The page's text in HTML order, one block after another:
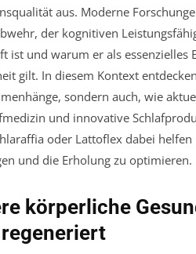
aus. Moderne
der kognitiven
ist und warum er als essenzielles
gilt. In diesem Kontext
sondern auch, wie
und innovative
oder Lattoflex dabei helfen
und die Erholung zu optimieren.
körperliche